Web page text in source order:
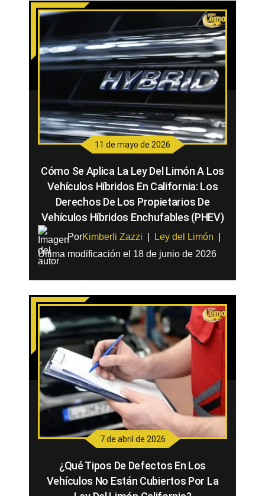
11 de mayo de 2026
Cómo Se Aplica La Ley Del Limón A Los
Vehículos Híbridos En California: Los
Derechos De Los Propietarios De
Vehículos Híbridos Enchufables (PHEV)
PorKimberli Zazzi Ley del Limón
Última modificación el 18 de junio de 2026
7 de abril de 2026
¿Qué Tipos De Defectos En Los
Vehículos No Están Cubiertos Por La